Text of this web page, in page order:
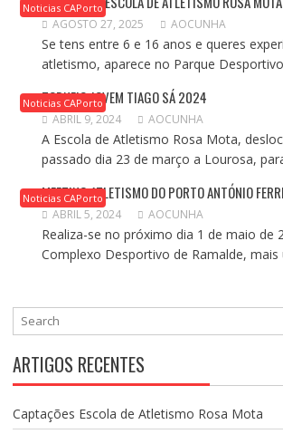
Noticias CAPorto
AGOSTO 27, 2025 AOCUNHA
Se tens entre 6 e 16 anos e queres
atletismo, aparece no Parque
Noticias CAPorto
TORNEIO JOVEM TIAGO SÁ 2024
ABRIL 9, 2024 AOCUNHA
A Escola de Atletismo Rosa Mota,
passado dia 23 de março a Lourosa,
Noticias CAPorto
MEETING ATLETISMO DO PORTO ANTÓNIO
ABRIL 5, 2024 AOCUNHA
Realiza-se no próximo dia 1 de maio de
Complexo Desportivo de Ramalde, mais
ARTIGOS RECENTES
Captações Escola de Atletismo Rosa Mota